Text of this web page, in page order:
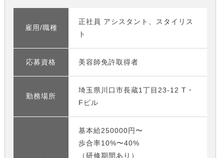
雇用/職種
正社員 アシスタント、スタイリス
ト
応募資格 美容師免許取得者
勤務場所
埼玉県川口市長蔵1丁目23-12 T・
Fビル
基本給250000円〜
歩合率10%〜40%
（研修期間あり）